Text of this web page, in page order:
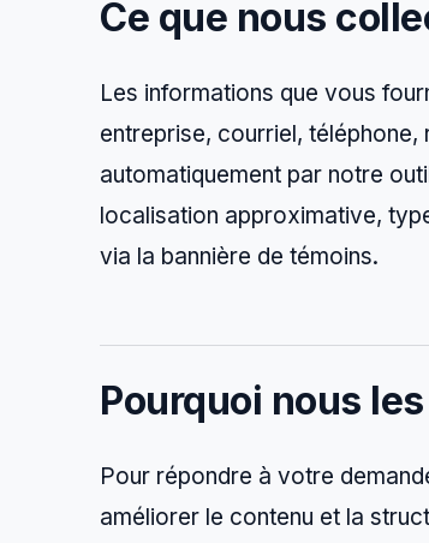
Ce que nous
Les informations que vous
entreprise, courriel,
automatiquement par notre
localisation approximative,
via la bannière de témoins.
Pourquoi nous
Pour répondre à votre
améliorer le contenu et la